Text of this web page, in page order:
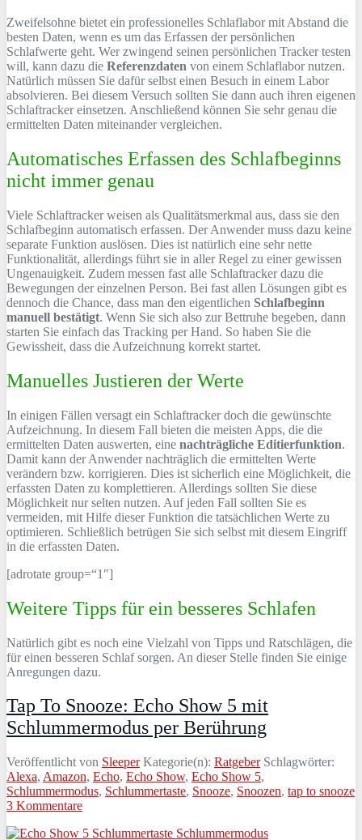
Zweifelsohne bietet ein professionelles Schlaflabor mit Abstand die
besten Daten, wenn es um das Erfassen der persönlichen
Schlafwerte geht. Wer zwingend seinen persönlichen Tracker testen
will, kann dazu die Referenzdaten von einem Schlaflabor nutzen.
Natürlich müssen Sie dafür selbst einen Besuch in einem Labor
absolvieren. Bei diesem Versuch sollten Sie dann auch ihren eigenen
Schlaftracker einsetzen. Anschließend können Sie sehr genau die
ermittelten Daten miteinander vergleichen.
Automatisches Erfassen des Schlafbeginns
nicht immer genau
Viele Schlaftracker weisen als Qualitätsmerkmal aus, dass sie den
Schlafbeginn automatisch erfassen. Der Anwender muss dazu keine
separate Funktion auslösen. Dies ist natürlich eine sehr nette
Funktionalität, allerdings führt sie in aller Regel zu einer gewissen
Ungenauigkeit. Zudem messen fast alle Schlaftracker dazu die
Bewegungen der einzelnen Person. Bei fast allen Lösungen gibt es
dennoch die Chance, dass man den eigentlichen Schlafbeginn
manuell bestätigt. Wenn Sie sich also zur Bettruhe begeben, dann
starten Sie einfach das Tracking per Hand. So haben Sie die
Gewissheit, dass die Aufzeichnung korrekt startet.
Manuelles Justieren der Werte
In einigen Fällen versagt ein Schlaftracker doch die gewünschte
Aufzeichnung. In diesem Fall bieten die meisten Apps, die die
ermittelten Daten auswerten, eine nachträgliche Editierfunktion.
Damit kann der Anwender nachträglich die ermittelten Werte
verändern bzw. korrigieren. Dies ist sicherlich eine Möglichkeit, die
erfassten Daten zu komplettieren. Allerdings sollten Sie diese
Möglichkeit nur selten nutzen. Auf jeden Fall sollten Sie es
vermeiden, mit Hilfe dieser Funktion die tatsächlichen Werte zu
optimieren. Schließlich betrügen Sie sich selbst mit diesem Eingriff
in die erfassten Daten.
[adrotate group=“1″]
Weitere Tipps für ein besseres Schlafen
Natürlich gibt es noch eine Vielzahl von Tipps und Ratschlägen, die
für einen besseren Schlaf sorgen. An dieser Stelle finden Sie einige
Anregungen dazu.
Tap To Snooze: Echo Show 5 mit
Schlummermodus per Berührung
Veröffentlicht von Sleeper Kategorie(n): RatgeberSchlagwörter:
Alexa, Amazon, Echo, Echo Show, Echo Show 5,
Schlummermodus, Schlummertaste, Snooze, Snoozen, tap to snooze
3 Kommentare